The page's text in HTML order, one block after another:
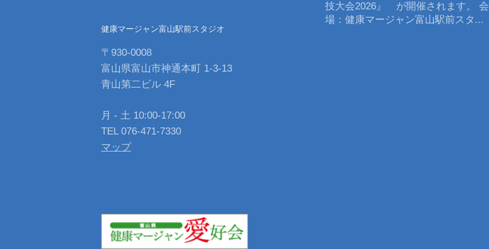
健康マージャン富山駅前スタジオ
〒930-0008
富山県富山市神通本町 1-3-13
青山第二ビル 4F
月 - 土 10:00-17:00
TEL 076-471-7330
マップ
技大会2026』 が開催されます。 会
場：健康マージャン富山駅前スタ...